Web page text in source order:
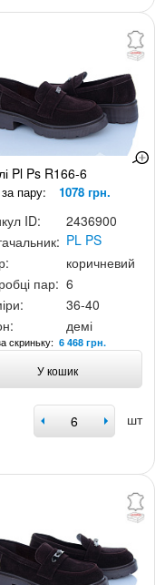
Pl Ps R166-6
пару: 1078 грн.
ID:
2436900
PL PS
коричневий
пар: 6
36-40
демі
скриньку:6 468 грн.
У кошик
шт